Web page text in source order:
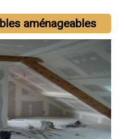
aménageables